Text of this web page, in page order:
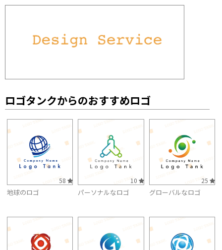
ロゴタンクからのおすすめロゴ
58
地球のロゴ
10
パーソナルなロゴ
25
グローバルなロゴ